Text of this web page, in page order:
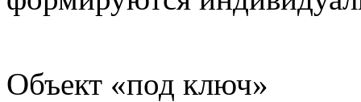
Объект «под ключ»